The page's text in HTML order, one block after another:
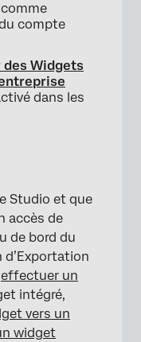
compte
des Widgets
dans les
Studio et que
accès de
de bord du
effectuer un
intégré,
vers un
widget